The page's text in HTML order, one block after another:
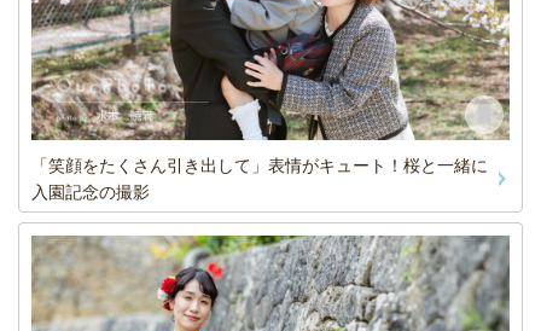
「笑顔をたくさん引き出して」表情がキュート！桜と一緒に
入園記念の撮影